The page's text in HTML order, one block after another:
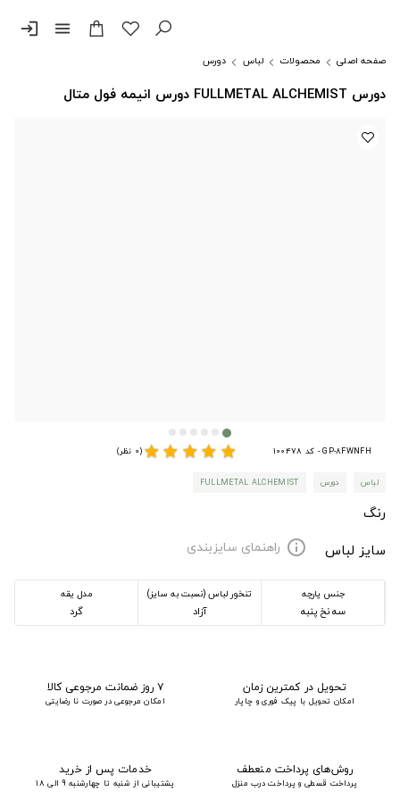
menu
login
صفحه اصلی محصولات لباس دورس
دورس FULLMETAL ALCHEMIST دورس انیمه فول متال
GP-8FWNFH - کد 100478 star
star
star
star
star(0 نظر)
لباس دورس FULLMETAL ALCHEMIST
رنگ
سایز لباس
info راهنمای سایزبندی
جنس پارچه
سه نخ پنبه
تنخور لباس (نسبت به سایز)
آزاد
مدل یقه
گرد
تحویل در کمترین زمان
امکان تحویل با پیک فوری و چاپار
۷ روز ضمانت مرجوعی کالا
امکان مرجوعی در صورت نا رضایتی
روش‌های پرداخت منعطف
پرداخت قسطی و پرداخت درب منزل
خدمات پس از خرید
پشتیبانی از شنبه تا چهارشنبه 9 الی 18